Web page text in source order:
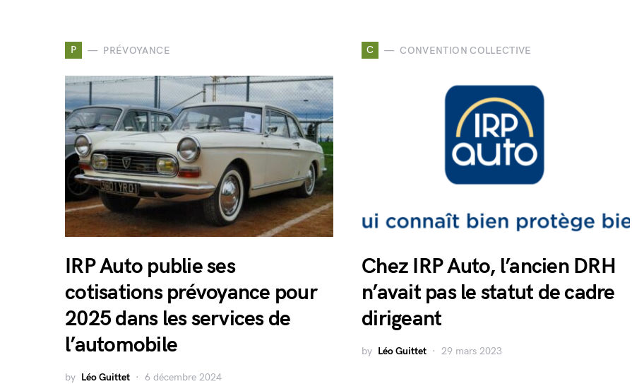
P PRÉVOYANCE
IRP Auto publie ses
cotisations prévoyance pour
2025 dans les services de
l’automobile
by Léo Guittet 6 décembre 2024
C CONVENTION COLLECTIVE
Chez IRP Auto, l’ancien DRH
n’avait pas le statut de cadre
dirigeant
by Léo Guittet 29 mars 2023